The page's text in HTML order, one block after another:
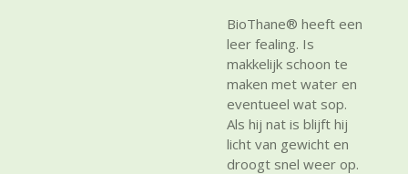
BioThane® heeft een
leer fealing. Is
makkelijk schoon te
maken met water en
eventueel wat sop.
Als hij nat is blijft hij
licht van gewicht en
droogt snel weer op.